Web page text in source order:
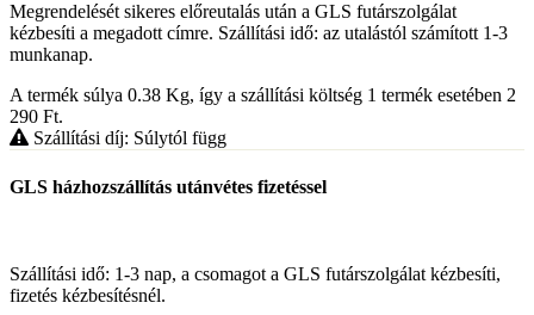
Megrendelését sikeres előreutalás után a GLS futárszolgálat
kézbesíti a megadott címre. Szállítási idő: az utalástól számított 1-3
munkanap.
A termék súlya 0.38 Kg, így a szállítási költség 1 termék esetében 2
290 Ft.
Szállítási díj: Súlytól függ
GLS házhozszállítás utánvétes fizetéssel
Szállítási idő: 1-3 nap, a csomagot a GLS futárszolgálat kézbesíti,
fizetés kézbesítésnél.